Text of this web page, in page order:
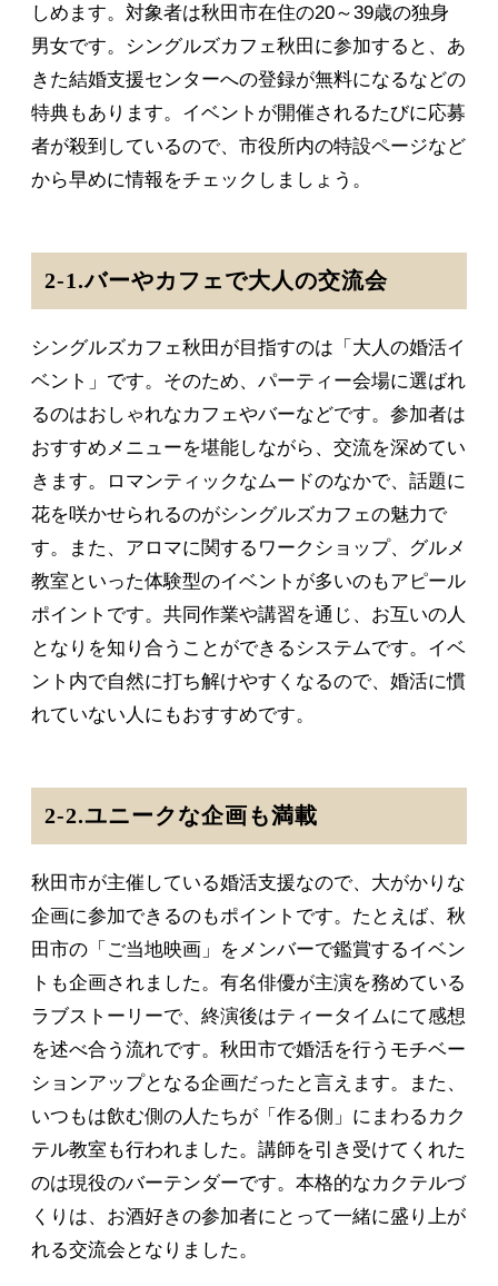
しめます。対象者は秋田市在住の20～39歳の独身
男女です。シングルズカフェ秋田に参加すると、あ
きた結婚支援センターへの登録が無料になるなどの
特典もあります。イベントが開催されるたびに応募
者が殺到しているので、市役所内の特設ページなど
から早めに情報をチェックしましょう。
2-1.バーやカフェで大人の交流会
シングルズカフェ秋田が目指すのは「大人の婚活イ
ベント」です。そのため、パーティー会場に選ばれ
るのはおしゃれなカフェやバーなどです。参加者は
おすすめメニューを堪能しながら、交流を深めてい
きます。ロマンティックなムードのなかで、話題に
花を咲かせられるのがシングルズカフェの魅力で
す。また、アロマに関するワークショップ、グルメ
教室といった体験型のイベントが多いのもアピール
ポイントです。共同作業や講習を通じ、お互いの人
となりを知り合うことができるシステムです。イベ
ント内で自然に打ち解けやすくなるので、婚活に慣
れていない人にもおすすめです。
2-2.ユニークな企画も満載
秋田市が主催している婚活支援なので、大がかりな
企画に参加できるのもポイントです。たとえば、秋
田市の「ご当地映画」をメンバーで鑑賞するイベン
トも企画されました。有名俳優が主演を務めている
ラブストーリーで、終演後はティータイムにて感想
を述べ合う流れです。秋田市で婚活を行うモチベー
ションアップとなる企画だったと言えます。また、
いつもは飲む側の人たちが「作る側」にまわるカク
テル教室も行われました。講師を引き受けてくれた
のは現役のバーテンダーです。本格的なカクテルづ
くりは、お酒好きの参加者にとって一緒に盛り上が
れる交流会となりました。